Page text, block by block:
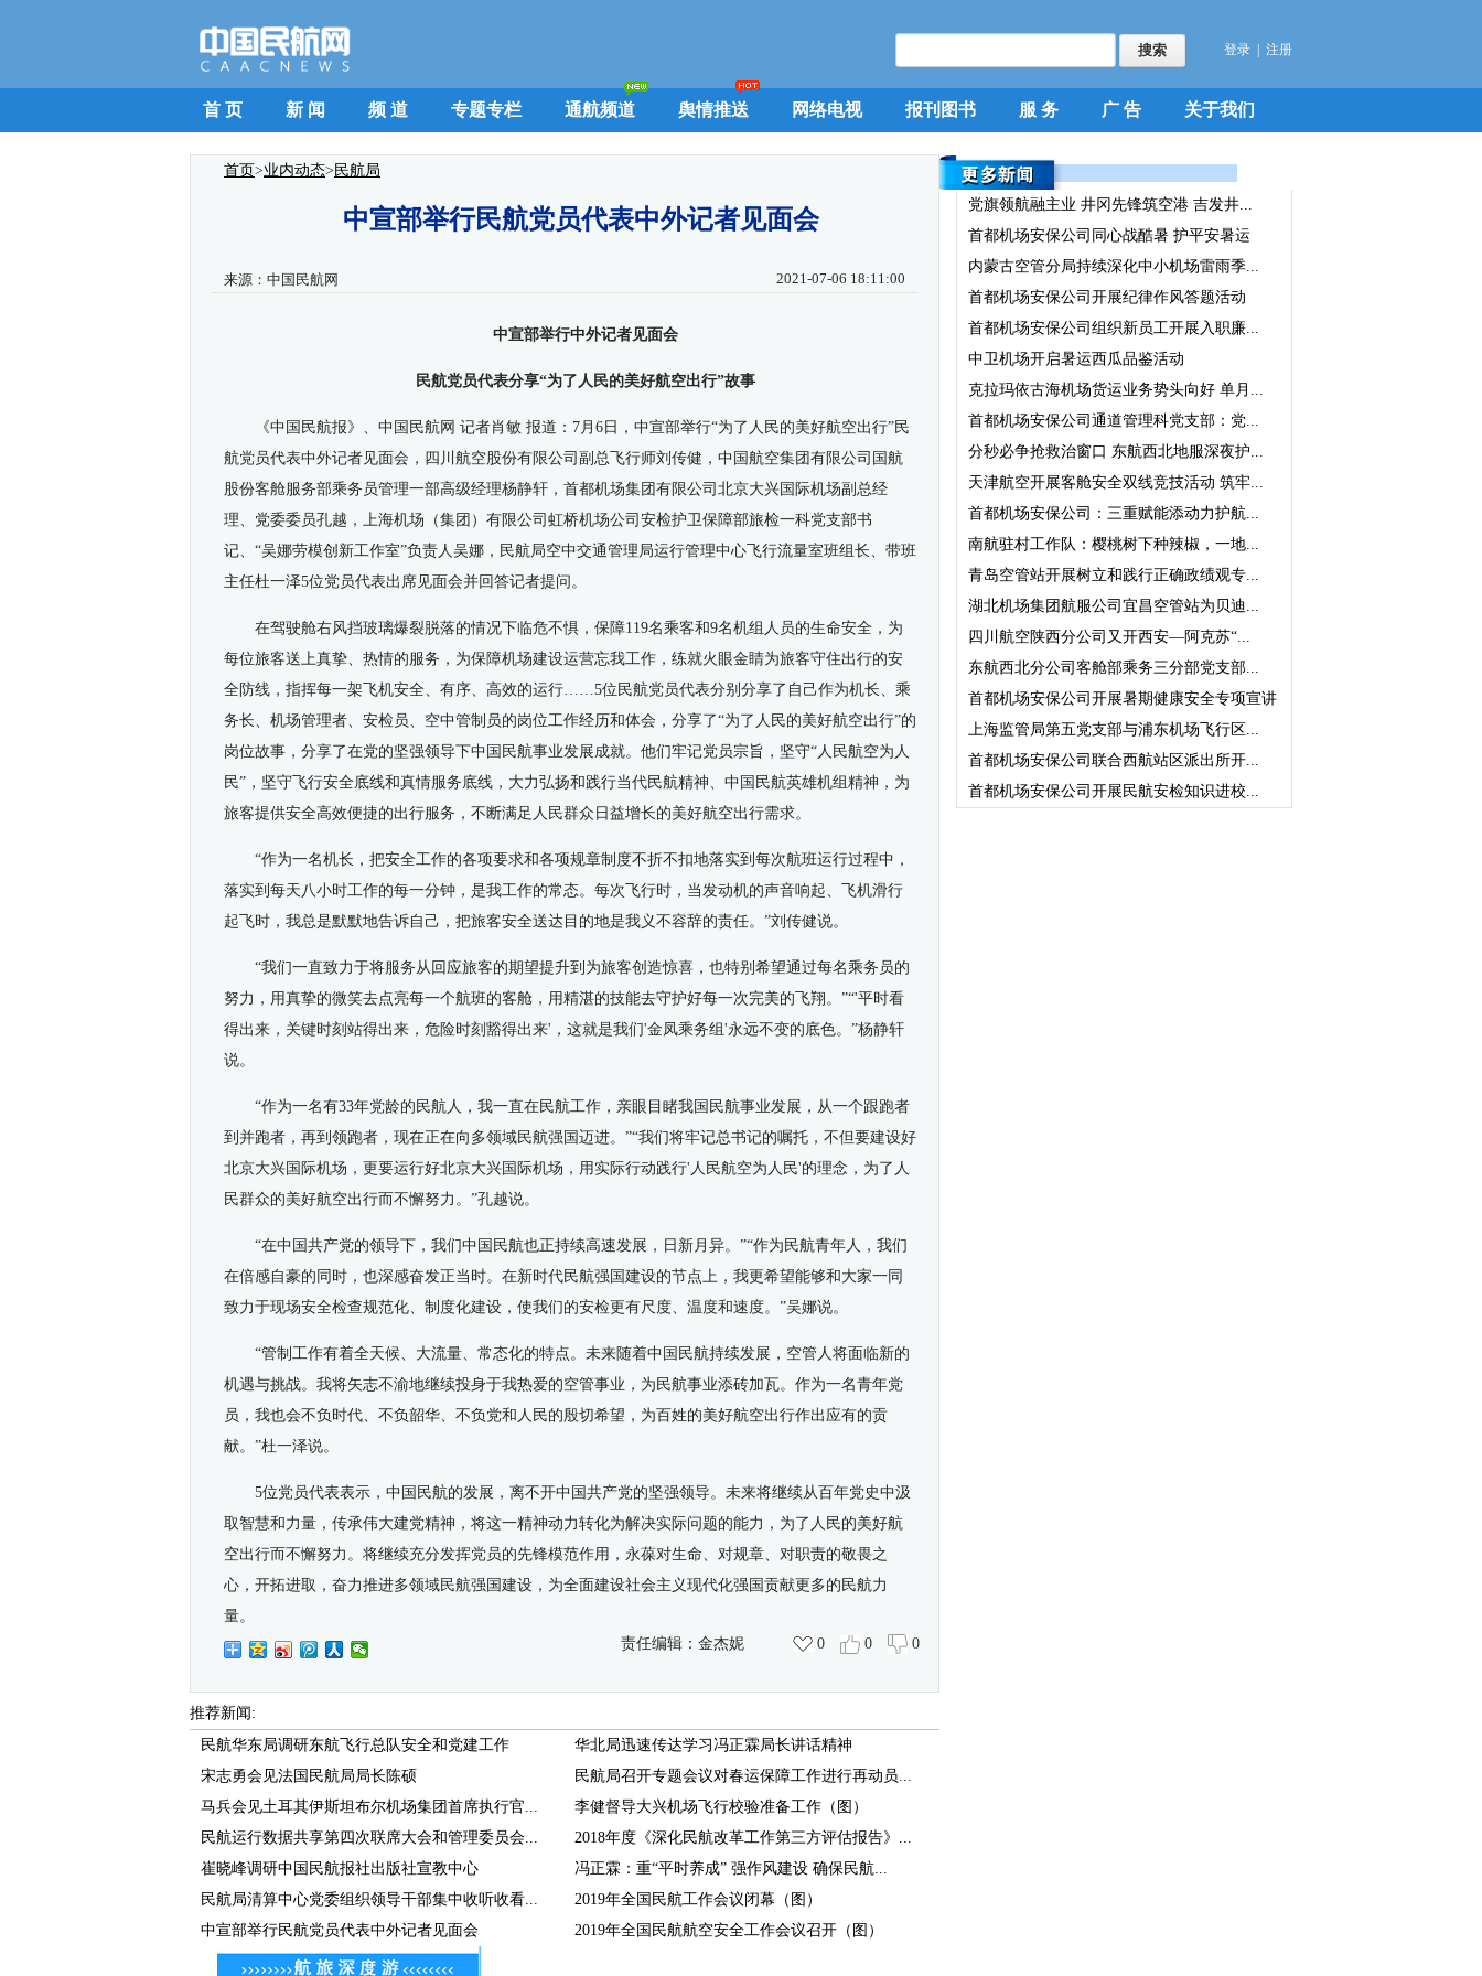
登录 注册
首 页 新 闻 频 道 专题专栏 通航频道 舆情推送 网络电视 报刊图书 服 务 广 告 关于我们
首页>业内动态> 民航局
中宣部举行民航党员代表中外记者见面会
来源： 中国民航网 2021-07-06 18:11:00
中宣部举行中外记者见面会
民航党员代表分享“为了人民的美好航空出行”故事
《中国民航报》、中国民航网 记者肖敏 报道：7月6日，中宣部举行“为了人民的美好航空出行”民
航党员代表中外记者见面会，四川航空股份有限公司副总飞行师刘传健，中国航空集团有限公司国航
股份客舱服务部乘务员管理一部高级经理杨静轩，首都机场集团有限公司北京大兴国际机场副总经
理、党委委员孔越，上海机场（集团）有限公司虹桥机场公司安检护卫保障部旅检一科党支部书
记、“吴娜劳模创新工作室”负责人吴娜，民航局空中交通管理局运行管理中心飞行流量室班组长、带班
主任杜一泽5位党员代表出席见面会并回答记者提问。
在驾驶舱右风挡玻璃爆裂脱落的情况下临危不惧，保障119名乘客和9名机组人员的生命安全，为
每位旅客送上真挚、热情的服务，为保障机场建设运营忘我工作，练就火眼金睛为旅客守住出行的安
全防线，指挥每一架飞机安全、有序、高效的运行……5位民航党员代表分别分享了自己作为机长、乘
务长、机场管理者、安检员、空中管制员的岗位工作经历和体会，分享了“为了人民的美好航空出行”的
岗位故事，分享了在党的坚强领导下中国民航事业发展成就。他们牢记党员宗旨，坚守“人民航空为人
民”，坚守飞行安全底线和真情服务底线，大力弘扬和践行当代民航精神、中国民航英雄机组精神，为
旅客提供安全高效便捷的出行服务，不断满足人民群众日益增长的美好航空出行需求。
“作为一名机长，把安全工作的各项要求和各项规章制度不折不扣地落实到每次航班运行过程中，
落实到每天八小时工作的每一分钟，是我工作的常态。每次飞行时，当发动机的声音响起、飞机滑行
起飞时，我总是默默地告诉自己，把旅客安全送达目的地是我义不容辞的责任。”刘传健说。
“我们一直致力于将服务从回应旅客的期望提升到为旅客创造惊喜，也特别希望通过每名乘务员的
努力，用真挚的微笑去点亮每一个航班的客舱，用精湛的技能去守护好每一次完美的飞翔。”“'平时看
得出来，关键时刻站得出来，危险时刻豁得出来'，这就是我们'金凤乘务组'永远不变的底色。”杨静轩
说。
“作为一名有33年党龄的民航人，我一直在民航工作，亲眼目睹我国民航事业发展，从一个跟跑者
到并跑者，再到领跑者，现在正在向多领域民航强国迈进。”“我们将牢记总书记的嘱托，不但要建设好
北京大兴国际机场，更要运行好北京大兴国际机场，用实际行动践行'人民航空为人民'的理念，为了人
民群众的美好航空出行而不懈努力。”孔越说。
“在中国共产党的领导下，我们中国民航也正持续高速发展，日新月异。”“作为民航青年人，我们
在倍感自豪的同时，也深感奋发正当时。在新时代民航强国建设的节点上，我更希望能够和大家一同
致力于现场安全检查规范化、制度化建设，使我们的安检更有尺度、温度和速度。”吴娜说。
“管制工作有着全天候、大流量、常态化的特点。未来随着中国民航持续发展，空管人将面临新的
机遇与挑战。我将矢志不渝地继续投身于我热爱的空管事业，为民航事业添砖加瓦。作为一名青年党
员，我也会不负时代、不负韶华、不负党和人民的殷切希望，为百姓的美好航空出行作出应有的贡
献。”杜一泽说。
5位党员代表表示，中国民航的发展，离不开中国共产党的坚强领导。未来将继续从百年党史中汲
取智慧和力量，传承伟大建党精神，将这一精神动力转化为解决实际问题的能力，为了人民的美好航
空出行而不懈努力。将继续充分发挥党员的先锋模范作用，永葆对生命、对规章、对职责的敬畏之
心，开拓进取，奋力推进多领域民航强国建设，为全面建设社会主义现代化强国贡献更多的民航力
量。
责任编辑： 金杰妮 0 0 0
推荐新闻:
民航华东局调研东航飞行总队安全和党建工作
宋志勇会见法国民航局局长陈硕
马兵会见土耳其伊斯坦布尔机场集团首席执行官...
民航运行数据共享第四次联席大会和管理委员会...
崔晓峰调研中国民航报社出版社宣教中心
民航局清算中心党委组织领导干部集中收听收看...
中宣部举行民航党员代表中外记者见面会
华北局迅速传达学习冯正霖局长讲话精神
民航局召开专题会议对春运保障工作进行再动员...
李健督导大兴机场飞行校验准备工作（图）
2018年度《深化民航改革工作第三方评估报告》...
冯正霖：重“平时养成” 强作风建设 确保民航...
2019年全国民航工作会议闭幕（图）
2019年全国民航航空安全工作会议召开（图）
党旗领航融主业 井冈先锋筑空港 吉发井...
首都机场安保公司同心战酷暑 护平安暑运
内蒙古空管分局持续深化中小机场雷雨季...
首都机场安保公司开展纪律作风答题活动
首都机场安保公司组织新员工开展入职廉...
中卫机场开启暑运西瓜品鉴活动
克拉玛依古海机场货运业务势头向好 单月...
首都机场安保公司通道管理科党支部：党...
分秒必争抢救治窗口 东航西北地服深夜护...
天津航空开展客舱安全双线竞技活动 筑牢...
首都机场安保公司：三重赋能添动力护航...
南航驻村工作队：樱桃树下种辣椒，一地...
青岛空管站开展树立和践行正确政绩观专...
湖北机场集团航服公司宜昌空管站为贝迪...
四川航空陕西分公司又开西安—阿克苏“...
东航西北分公司客舱部乘务三分部党支部...
首都机场安保公司开展暑期健康安全专项宣讲
上海监管局第五党支部与浦东机场飞行区...
首都机场安保公司联合西航站区派出所开...
首都机场安保公司开展民航安检知识进校...